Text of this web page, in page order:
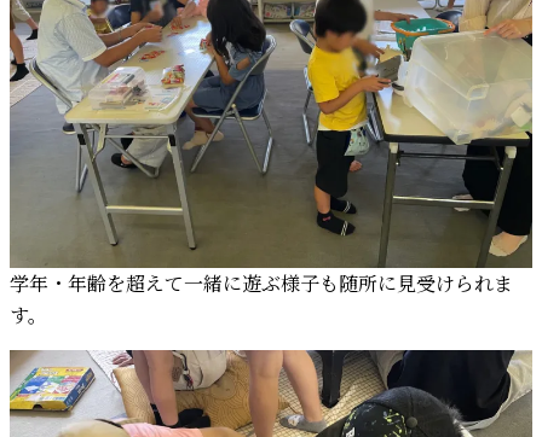
学年・年齢を超えて一緒に遊ぶ様子も随所に見受けられま
す。